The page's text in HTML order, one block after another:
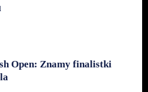
Open: Znamy finalistki